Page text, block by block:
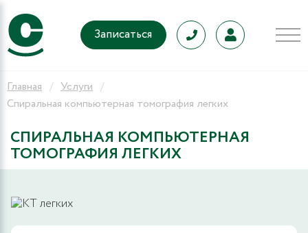
Записаться
Главная
Услуги
Спиральная компьютерная томография легких
СПИРАЛЬНАЯ КОМПЬЮТЕРНАЯ
ТОМОГРАФИЯ ЛЕГКИХ